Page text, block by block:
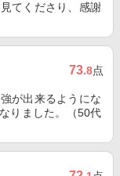
てくださり、感謝
73.8点
が出来るようにな
りました。（50代